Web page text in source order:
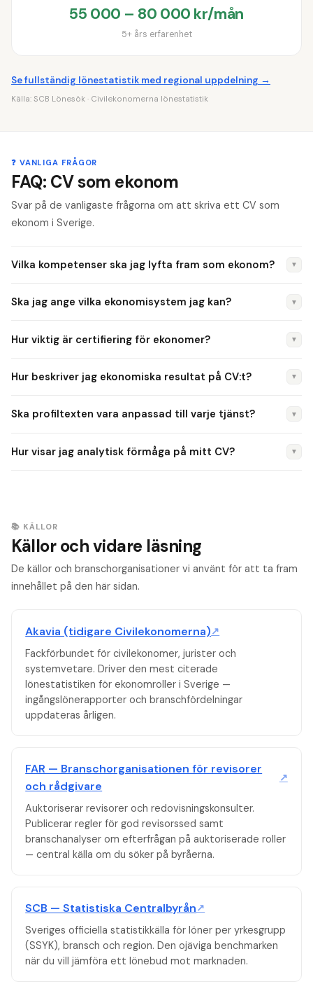
55 000 – 80 000 kr/mån
5+ års erfarenhet
Se fullständig lönestatistik med regional uppdelning →
Källa: SCB Lönesök · Civilekonomerna lönestatistik
❓ VANLIGA FRÅGOR
FAQ: CV som ekonom
Svar på de vanligaste frågorna om att skriva ett CV som
ekonom i Sverige.
Vilka kompetenser ska jag lyfta fram som ekonom? ▼
(SAP, Visma) och kommunikation. Anpassa alltid till den
finans.
Ska jag ange vilka ekonomisystem jag kan? ▼
rekryterare filtrerar ofta på systemkompetens. Ange din
Hur viktig är certifiering för ekonomer? ▼
CFA eller ACCA väger tungt. De visar formell kompetens och
Hur beskriver jag ekonomiska resultat på CV:t? ▼
besparingar på 2,1 MSEK" eller "Ansvarade för bokslut på
ekonomirekryterare.
Ska profiltexten vara anpassad till varje tjänst? ▼
controller-profil ser annorlunda ut än en redovisningsprofil.
Hur visar jag analytisk förmåga på mitt CV? ▼
📚 KÄLLOR
Källor och vidare läsning
De källor och branschorganisationer vi använt för att ta fram
innehållet på den här sidan.
Akavia (tidigare Civilekonomerna)↗
Fackförbundet för civilekonomer, jurister och
systemvetare. Driver den mest citerade
lönestatistiken för ekonomroller i Sverige —
ingångslönerapporter och branschfördelningar
uppdateras årligen.
FAR — Branschorganisationen för revisorer
och rådgivare
↗
Auktoriserar revisorer och redovisningskonsulter.
Publicerar regler för god revisorssed samt
branschanalyser om efterfrågan på auktoriserade roller
— central källa om du söker på byråerna.
SCB — Statistiska Centralbyrån↗
Sveriges officiella statistikkälla för löner per yrkesgrupp
(SSYK), bransch och region. Den ojäviga benchmarken
när du vill jämföra ett lönebud mot marknaden.